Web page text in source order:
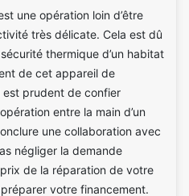
une opération loin d’être
très délicate. Cela est dû
thermique d’un habitat
de cet appareil de
est prudent de confier
entre la main d’un
une collaboration avec
négliger la demande
de la réparation de votre
votre financement.